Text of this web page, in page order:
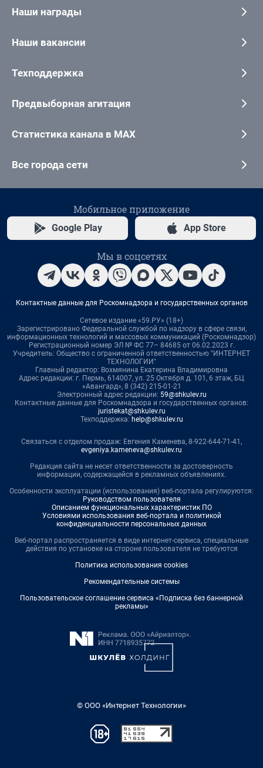
Наши награды
Наши вакансии
Техподдержка
Предвыборная агитация
Статистика канала в MAX
Все города сети
Мобильное приложение
Google Play App Store
Мы в соцсетях
Контактные данные для Роскомнадзора и государственных органов
Сетевое издание «59.РУ» (18+)
Зарегистрировано Федеральной службой по надзору в сфере связи,
информационных технологий и массовых коммуникаций (Роскомнадзор)
Регистрационный номер ЭЛ № ФС 77– 84685 от 06.02.2023 г.
Учредитель: Общество с ограниченной ответственностью "ИНТЕРНЕТ
ТЕХНОЛОГИИ"
Главный редактор: Вохмянина Екатерина Владимировна
Адрес редакции: г. Пермь, 614007, ул. 25 Октября д. 101, 6 этаж, БЦ
«Авангард», 8 (342) 215-01-21
Электронный адрес редакции: 59@shkulev.ru
Контактные данные для Роскомнадзора и государственных органов:
juristekat@shkulev.ru
Техподдержка: help@shkulev.ru
Связаться с отделом продаж: Евгения Каменева, 8-922-644-71-41,
evgeniya.kameneva@shkulev.ru
Редакция сайта не несет ответственности за достоверность
информации, содержащейся в рекламных объявлениях.
Особенности эксплуатации (использования) веб-портала регулируются:
Руководством пользователя
Описанием функциональных характеристик ПО
Условиями использования веб-портала и политикой
конфиденциальности персональных данных
Веб-портал распространяется в виде интернет-сервиса, специальные
действия по установке на стороне пользователя не требуются
Политика использования cookies
Рекомендательные системы
Пользовательское соглашение сервиса «Подписка без баннерной
рекламы»
© ООО «Интернет Технологии»